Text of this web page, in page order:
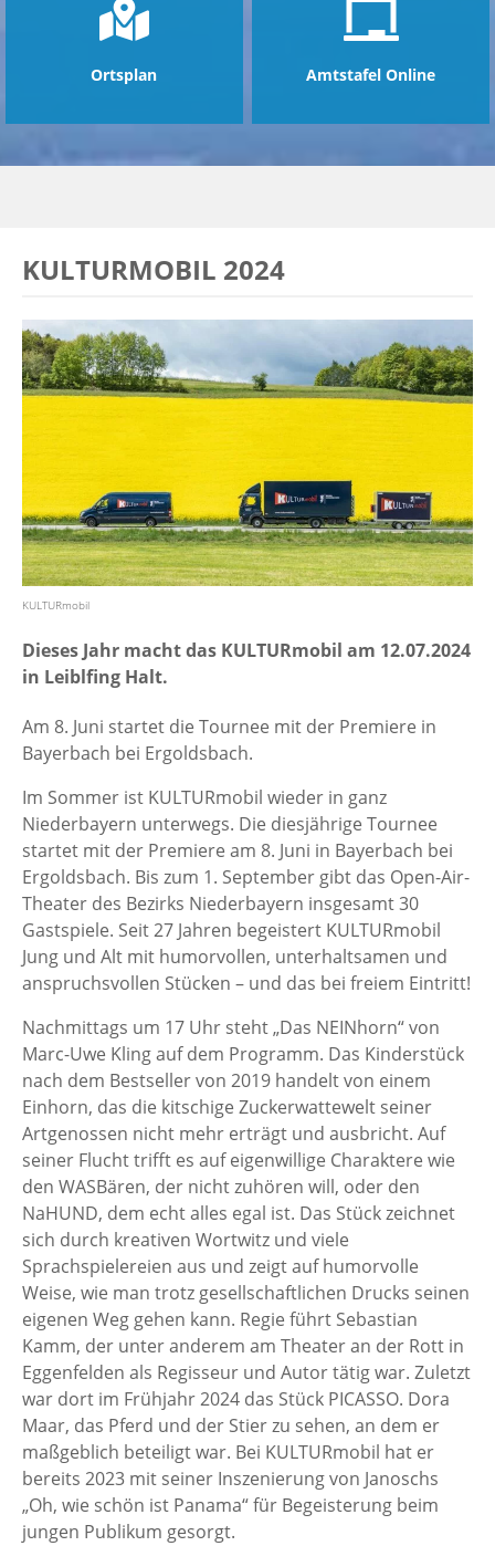
Ortsplan Amtstafel Online
KULTURMOBIL 2024
KULTURmobil
Dieses Jahr macht das KULTURmobil am 12.07.2024
in Leiblfing Halt.
Am 8. Juni startet die Tournee mit der Premiere in
Bayerbach bei Ergoldsbach.
Im Sommer ist KULTURmobil wieder in ganz
Niederbayern unterwegs. Die diesjährige Tournee
startet mit der Premiere am 8. Juni in Bayerbach bei
Ergoldsbach. Bis zum 1. September gibt das Open-Air-
Theater des Bezirks Niederbayern insgesamt 30
Gastspiele. Seit 27 Jahren begeistert KULTURmobil
Jung und Alt mit humorvollen, unterhaltsamen und
anspruchsvollen Stücken – und das bei freiem Eintritt!
Nachmittags um 17 Uhr steht „Das NEINhorn“ von
Marc-Uwe Kling auf dem Programm. Das Kinderstück
nach dem Bestseller von 2019 handelt von einem
Einhorn, das die kitschige Zuckerwattewelt seiner
Artgenossen nicht mehr erträgt und ausbricht. Auf
seiner Flucht trifft es auf eigenwillige Charaktere wie
den WASBären, der nicht zuhören will, oder den
NaHUND, dem echt alles egal ist. Das Stück zeichnet
sich durch kreativen Wortwitz und viele
Sprachspielereien aus und zeigt auf humorvolle
Weise, wie man trotz gesellschaftlichen Drucks seinen
eigenen Weg gehen kann. Regie führt Sebastian
Kamm, der unter anderem am Theater an der Rott in
Eggenfelden als Regisseur und Autor tätig war. Zuletzt
war dort im Frühjahr 2024 das Stück PICASSO. Dora
Maar, das Pferd und der Stier zu sehen, an dem er
maßgeblich beteiligt war. Bei KULTURmobil hat er
bereits 2023 mit seiner Inszenierung von Janoschs
„Oh, wie schön ist Panama“ für Begeisterung beim
jungen Publikum gesorgt.